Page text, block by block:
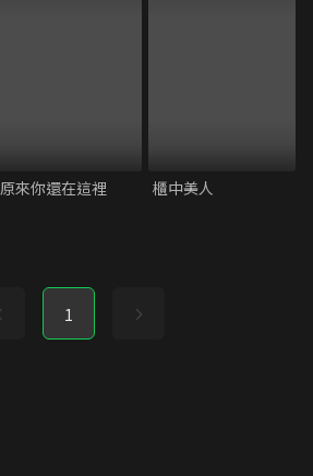
原來你還在這裡 櫃中美人
1